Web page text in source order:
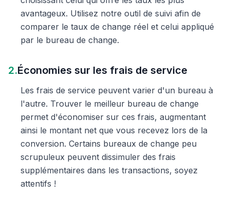
avantageux. Utilisez notre outil de suivi afin de
comparer le taux de change réel et celui appliqué
par le bureau de change.
2.Économies sur les frais de service
Les frais de service peuvent varier d'un bureau à
l'autre. Trouver le meilleur bureau de change
permet d'économiser sur ces frais, augmentant
ainsi le montant net que vous recevez lors de la
conversion. Certains bureaux de change peu
scrupuleux peuvent dissimuler des frais
supplémentaires dans les transactions, soyez
attentifs !